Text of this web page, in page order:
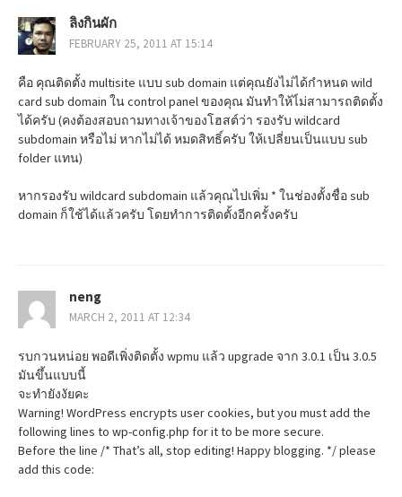
ลิงกินผัก
FEBRUARY 25, 2011 AT 15:14
คือ คุณติดตั้ง multisite แบบ sub domain แต่คุณยังไม่ได้กำหนด wild
card sub domain ใน control panel ของคุณ มันทำให้ไ่ม่สามารถติดตั้ง
ได้ครับ (คงต้องสอบถามทางเจ้าของโฮสต์ว่า รองรับ wildcard
subdomain หรือไม่ หากไม่ได้ หมดสิทธิ์ครับ ให้เปลี่ยนเป็นแบบ sub
folder แทน)
หากรองรับ wildcard subdomain แล้วคุณไปเพิ่ม * ในช่องตั้งชื่อ sub
domain ก็ใช้ได้แล้วครับ โดยทำการติดตั้งอีกครั้งครับ
neng
MARCH 2, 2011 AT 12:34
รบกวนหน่อย พอดีเพิ่งติดตั้ง wpmu แล้ว upgrade จาก 3.0.1 เป็น 3.0.5
มันขึ้นแบบนี้
จะทำยังงัยคะ
Warning! WordPress encrypts user cookies, but you must add the
following lines to wp-config.php for it to be more secure.
Before the line /* That’s all, stop editing! Happy blogging. */ please
add this code: